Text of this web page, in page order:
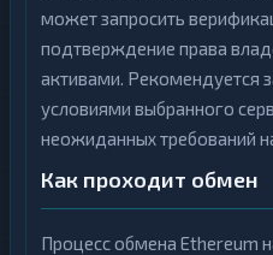
может запросить
подтверждение права
активами. Рекомендуется
условиями выбранного
неожиданных требований
Как проходит обмен
Процесс обмена Ethereum